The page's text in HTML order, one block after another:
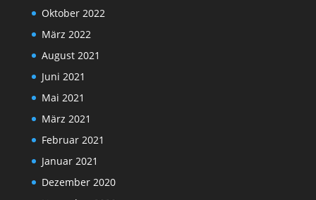
Oktober 2022
März 2022
August 2021
Juni 2021
Mai 2021
März 2021
Februar 2021
Januar 2021
Dezember 2020